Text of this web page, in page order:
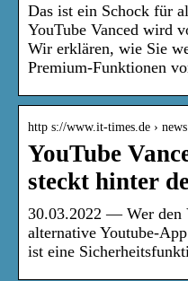
Das ist ein Schock für
YouTube Vanced wird
Wir erklären, wie Sie
Premium-Funktionen
http s://www.it-times.de ›
YouTube
steckt hinter
30.03.2022 — Wer den
alternative Youtube-
ist eine